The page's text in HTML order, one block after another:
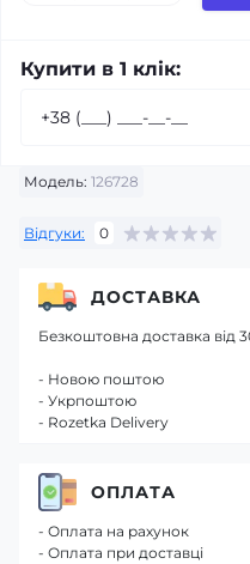
Модель: 126728
Відгуки: 0
Купити в 1 клік:
ДОСТАВКА
Безкоштовна доставка від
- Новою поштою
- Укрпоштою
- Rozetka Delivery
ОПЛАТА
- Оплата на рахунок
- Оплата при доставці